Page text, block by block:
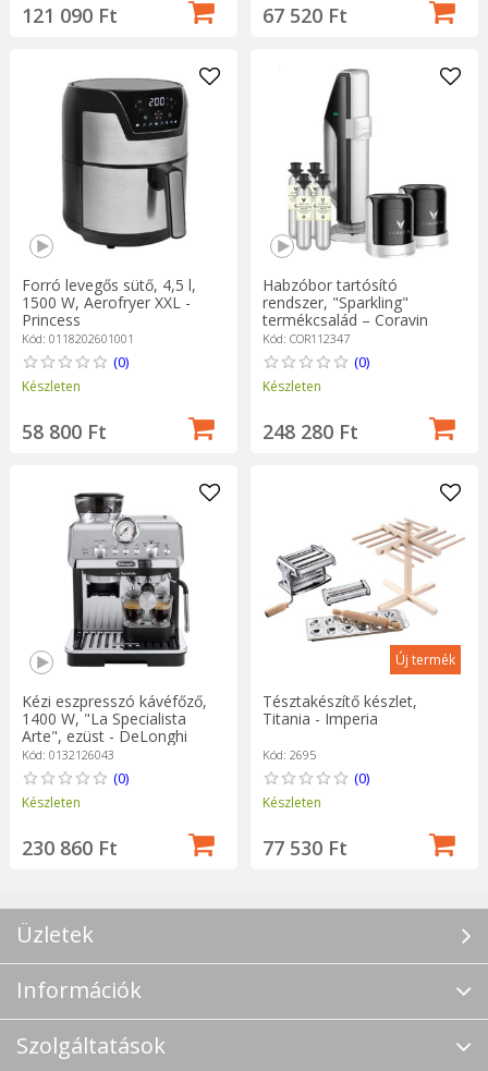
121 090 Ft 67 520 Ft
Forró levegős sütő, 4,5 l,
1500 W, Aerofryer XXL -
Princess
Kód: 0118202601001
(0)
Készleten
58 800 Ft
Habzóbor tartósító
rendszer, "Sparkling"
termékcsalád – Coravin
Kód: COR112347
(0)
Készleten
248 280 Ft
Kézi eszpresszó kávéfőző,
1400 W, "La Specialista
Arte", ezüst - DeLonghi
Kód: 0132126043
(0)
Készleten
230 860 Ft
Új termék
Tésztakészítő készlet,
Titania - Imperia
Kód: 2695
(0)
Készleten
77 530 Ft
Üzletek
Információk
Szolgáltatások